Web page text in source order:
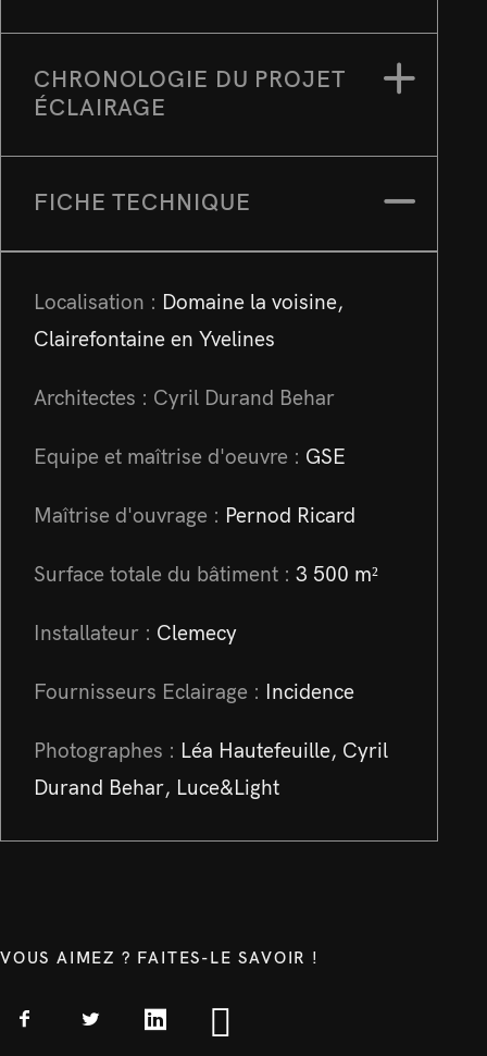
CHRONOLOGIE DU PROJET
ÉCLAIRAGE
FICHE TECHNIQUE
Localisation : Domaine la voisine,
Clairefontaine en Yvelines
Architectes : Cyril Durand Behar
Equipe et maîtrise d'oeuvre : GSE
Maîtrise d'ouvrage : Pernod Ricard
Surface totale du bâtiment : 3 500 m²
Installateur : Clemecy
Fournisseurs Eclairage : Incidence
Photographes : Léa Hautefeuille, Cyril
Durand Behar, Luce&Light
VOUS AIMEZ ? FAITES-LE SAVOIR !